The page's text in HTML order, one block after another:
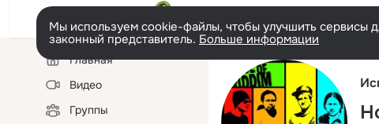
Мы используем cookie-файлы, чтобы улучшить сервисы
законный представитель. Больше информации
Левая
колонкаГлавная
Видео
Группы